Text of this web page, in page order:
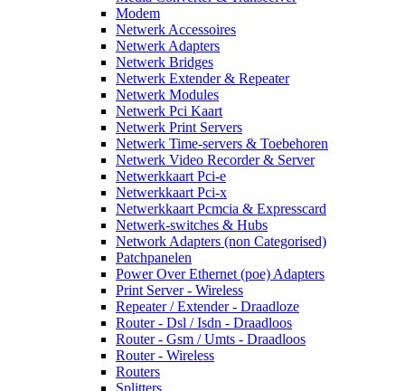
Modem
Netwerk Accessoires
Netwerk Adapters
Netwerk Bridges
Netwerk Extender & Repeater
Netwerk Modules
Netwerk Pci Kaart
Netwerk Print Servers
Netwerk Time-servers & Toebehoren
Netwerk Video Recorder & Server
Netwerkkaart Pci-e
Netwerkkaart Pci-x
Netwerkkaart Pcmcia & Expresscard
Netwerk-switches & Hubs
Network Adapters (non Categorised)
Patchpanelen
Power Over Ethernet (poe) Adapters
Print Server - Wireless
Repeater / Extender - Draadloze
Router - Dsl / Isdn - Draadloos
Router - Gsm / Umts - Draadloos
Router - Wireless
Routers
Splitters